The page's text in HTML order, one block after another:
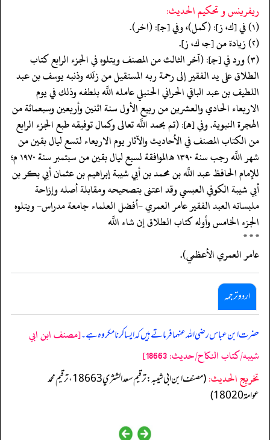
ريفرينس و تحكيم الحدیث:
(١) في [ك، ز]: (كمل)، وفي [جـ]: (اخر).
(٢) زيادة من [جـ، ك، ز].
(٣) ورد في [جـ]: (آخر الثالث من المصنف ويتلوه في الجزء الرابع كتاب
الطلاق على يد الفقير إلى رحمة ربه المستقيل من زلَله وذنبه يوسف بن عبد
اللطيف بن عبد الباقي الحراني الحنبلي عامله اللَّه بلطفه وذلك في يوم
الاربعاء الحادي والعشرين من ربيع الأول سنة اثنين وأربعين وسبعمائة من
الهجرة النبوية. وفي [هـ]: (تم بحمد اللَّه تعالى وكمال توفيقه طبع الجزء الرابع
من الكتاب المصنف في الأحاديث والآثار يوم الاريعاء لتسع ليال بقين من
شهر اللَّه رجب سنة ١٣٩٠ هـ الموافقة لسبع ليال بقين من سبتمبر سنة ١٩٧٠ م؛
للإمام الحافظ عبد اللَّه بن محمد بن أبي شيبة إبراهيم بن عثمان أبي بكر بن
أبي شيبة الكوفي العبسي وقد اعتنى بتصحيحه ومقابلة أصله وإزاحة
ملبساته العبد الفقير عامر العمري -أفضل العلماء جامعة مدراس- ويتلوه
الجزء الخامس وأوله كتاب الطلاق إن شاء اللَّه
* * *
عامر العمري الأعظمي).
اردو ترجمہ
حضرت ابن عباس رضی اللہ عنہما فرماتے ہیں کہ ایسا کرنا مکروہ ہے۔[مصنف ابن ابي
شيبه/كتاب النكاح/حدیث: 18663]
تخریج الحدیث:
(مصنف ابن ابي شيبه: ترقيم سعد الشثري 18663، ترقيم محمد
عوامة 18020)